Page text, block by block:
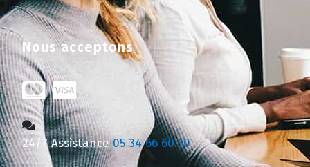
Nous acceptons
24/7 Assistance 05 34 66 60 50